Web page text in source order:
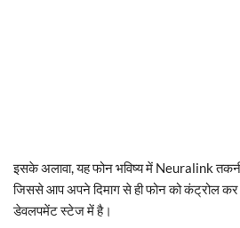
इसके अलावा, यह फोन भविष्य में Neuralink
जिससे आप अपने दिमाग से ही फोन को कंट्रोल
डेवलपमेंट स्टेज में है।